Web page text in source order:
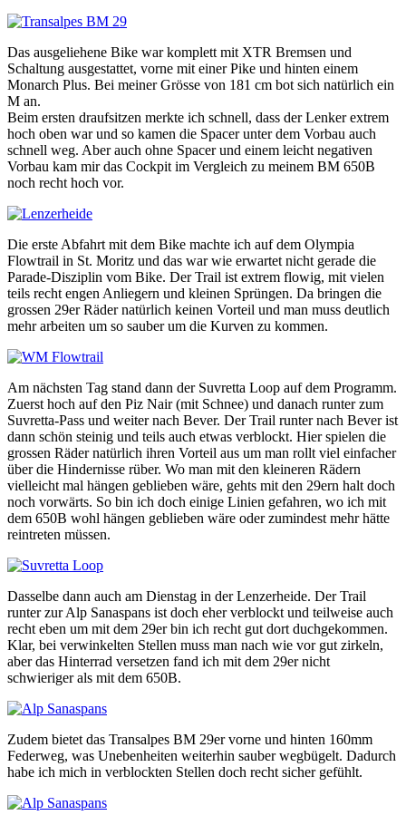
Das ausgeliehene Bike war komplett mit XTR Bremsen und
Schaltung ausgestattet, vorne mit einer Pike und hinten einem
Monarch Plus. Bei meiner Grösse von 181 cm bot sich natürlich ein
M an.
Beim ersten draufsitzen merkte ich schnell, dass der Lenker extrem
hoch oben war und so kamen die Spacer unter dem Vorbau auch
schnell weg. Aber auch ohne Spacer und einem leicht negativen
Vorbau kam mir das Cockpit im Vergleich zu meinem BM 650B
noch recht hoch vor.
Die erste Abfahrt mit dem Bike machte ich auf dem Olympia
Flowtrail in St. Moritz und das war wie erwartet nicht gerade die
Parade-Disziplin vom Bike. Der Trail ist extrem flowig, mit vielen
teils recht engen Anliegern und kleinen Sprüngen. Da bringen die
grossen 29er Räder natürlich keinen Vorteil und man muss deutlich
mehr arbeiten um so sauber um die Kurven zu kommen.
Am nächsten Tag stand dann der Suvretta Loop auf dem Programm.
Zuerst hoch auf den Piz Nair (mit Schnee) und danach runter zum
Suvretta-Pass und weiter nach Bever. Der Trail runter nach Bever ist
dann schön steinig und teils auch etwas verblockt. Hier spielen die
grossen Räder natürlich ihren Vorteil aus um man rollt viel einfacher
über die Hindernisse rüber. Wo man mit den kleineren Rädern
vielleicht mal hängen geblieben wäre, gehts mit den 29ern halt doch
noch vorwärts. So bin ich doch einige Linien gefahren, wo ich mit
dem 650B wohl hängen geblieben wäre oder zumindest mehr hätte
reintreten müssen.
Dasselbe dann auch am Dienstag in der Lenzerheide. Der Trail
runter zur Alp Sanaspans ist doch eher verblockt und teilweise auch
recht eben um mit dem 29er bin ich recht gut dort duchgekommen.
Klar, bei verwinkelten Stellen muss man nach wie vor gut zirkeln,
aber das Hinterrad versetzen fand ich mit dem 29er nicht
schwieriger als mit dem 650B.
Zudem bietet das Transalpes BM 29er vorne und hinten 160mm
Federweg, was Unebenheiten weiterhin sauber wegbügelt. Dadurch
habe ich mich in verblockten Stellen doch recht sicher gefühlt.